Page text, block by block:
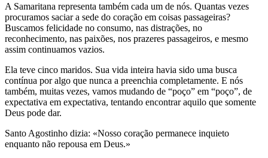
A Samaritana representa também cada um de nós. Quantas vezes
procuramos saciar a sede do coração em coisas passageiras?
Buscamos felicidade no consumo, nas distrações, no
reconhecimento, nas paixões, nos prazeres passageiros, e mesmo
assim continuamos vazios.
Ela teve cinco maridos. Sua vida inteira havia sido uma busca
contínua por algo que nunca a preenchia completamente. E nós
também, muitas vezes, vamos mudando de “poço” em “poço”, de
expectativa em expectativa, tentando encontrar aquilo que somente
Deus pode dar.
Santo Agostinho dizia: «Nosso coração permanece inquieto
enquanto não repousa em Deus.»